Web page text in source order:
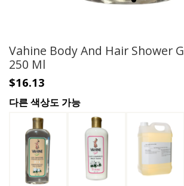
Vahine Body And Hair Shower
250 Ml
$16.13
다른 색상도 가능